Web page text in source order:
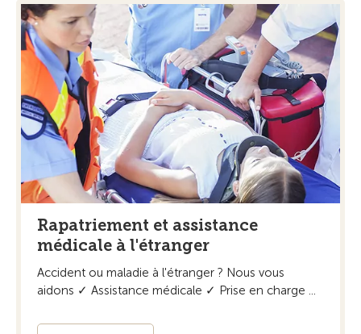
Rapatriement et assistance
médicale à l'étranger
Accident ou maladie à l'étranger ? Nous vous
aidons ✓ Assistance médicale ✓ Prise en charge ...